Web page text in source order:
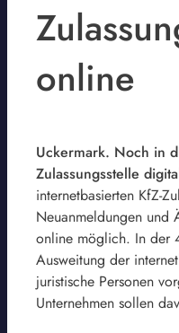
online
Uckermark. Noch in
Zulassungsstelle
internetbasierten KfZ-
Neuanmeldungen und
online möglich. In der
Ausweitung der
juristische Personen
Unternehmen sollen